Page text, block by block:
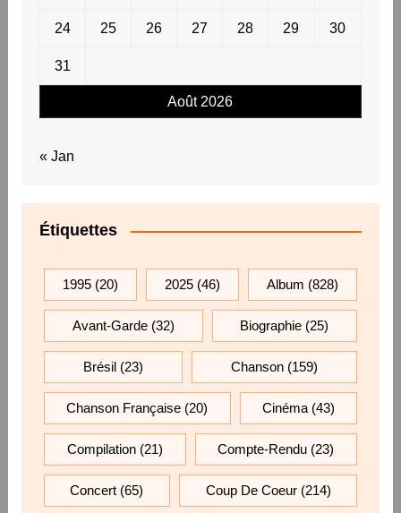
Août 2026
24 25 26 27 28 29 30
31
« Jan
Étiquettes
1995(20) 2025 (46) Album (828)
Avant-Garde(32) Biographie (25)
Brésil (23) Chanson (159)
Chanson Française (20) Cinéma(43)
Compilation(21) Compte-Rendu (23)
Concert (65) Coup De Coeur(214)